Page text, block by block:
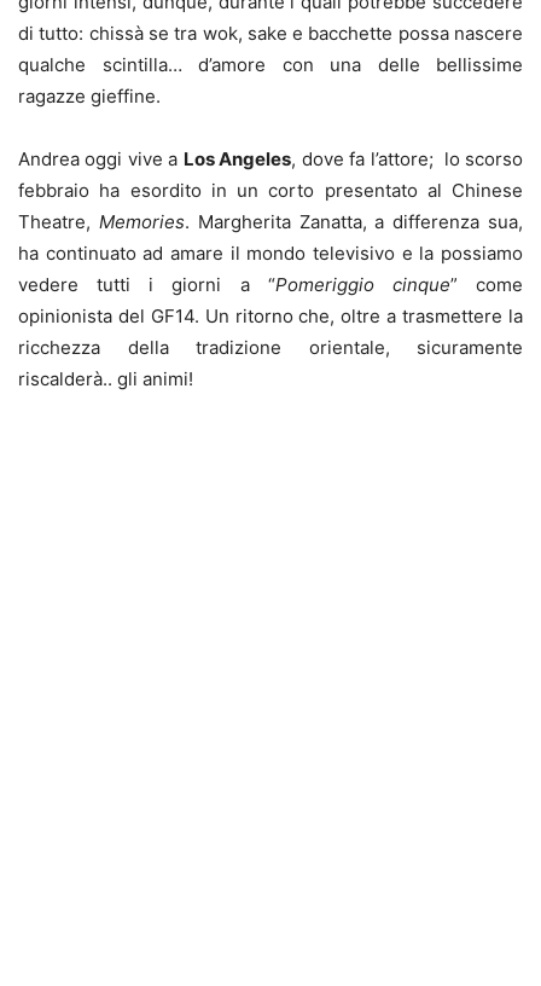
di tutto: chissà se tra wok, sake e bacchette possa nascere
qualche scintilla… d’amore con una delle bellissime
ragazze gieffine.
Andrea oggi vive a Los Angeles, dove fa l’attore; lo scorso
febbraio ha esordito in un corto presentato al Chinese
Theatre, Memories. Margherita Zanatta, a differenza sua,
ha continuato ad amare il mondo televisivo e la possiamo
vedere tutti i giorni a “Pomeriggio cinque” come
opinionista del GF14. Un ritorno che, oltre a trasmettere la
ricchezza della tradizione orientale, sicuramente
riscalderà.. gli animi!